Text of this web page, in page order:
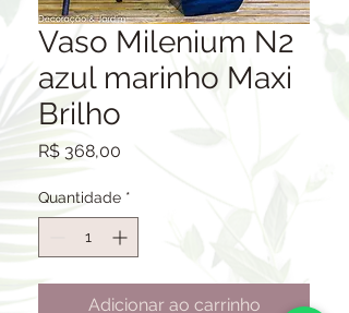
Vaso Milenium N2
azul marinho Maxi
Brilho
R$ 368,00
Quantidade *
Adicionar ao carrinho